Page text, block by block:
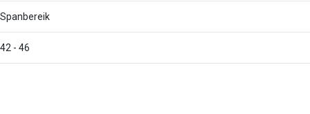
Spanbereik
42 - 46